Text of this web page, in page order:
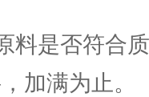
是否符合质
加满为止。